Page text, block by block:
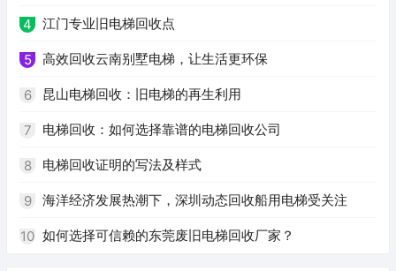
4 江门专业旧电梯回收点
5 高效回收云南别墅电梯，让生活更环保
6 昆山电梯回收：旧电梯的再生利用
7 电梯回收：如何选择靠谱的电梯回收公司
8 电梯回收证明的写法及样式
9 海洋经济发展热潮下，深圳动态回收船用电梯受关注
10 如何选择可信赖的东莞废旧电梯回收厂家？